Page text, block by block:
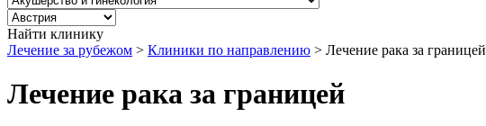
Найти клинику
Лечение за рубежом > Клиники по направлению > Лечение рака за границей
Лечение рака за границей